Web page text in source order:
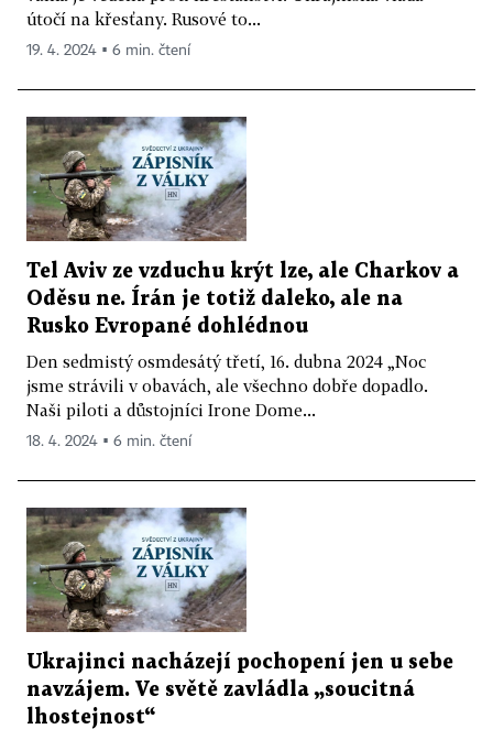
útočí na křesťany. Rusové to...
19. 4. 2024 ▪ 6 min. čtení
Tel Aviv ze vzduchu krýt lze, ale Charkov a
Oděsu ne. Írán je totiž daleko, ale na
Rusko Evropané dohlédnou
Den sedmistý osmdesátý třetí, 16. dubna 2024 „Noc
jsme strávili v obavách, ale všechno dobře dopadlo.
Naši piloti a důstojníci Irone Dome...
18. 4. 2024 ▪ 6 min. čtení
Ukrajinci nacházejí pochopení jen u sebe
navzájem. Ve světě zavládla „soucitná
lhostejnost“